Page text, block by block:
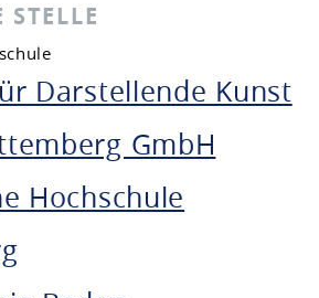
STELLE
Darstellende Kunst
GmbH
Hochschule